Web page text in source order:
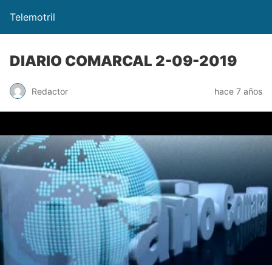
Telemotril
DIARIO COMARCAL 2-09-2019
Redactor hace 7 años